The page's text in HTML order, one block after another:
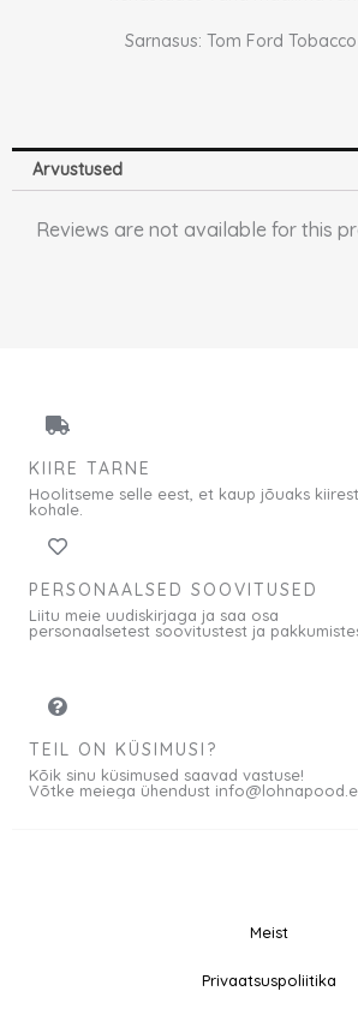
Sarnasus: Tom Ford
Arvustused
Reviews are not available for this
KIIRE TARNE
Hoolitseme selle eest, et kaup jõuaks
kohale.
PERSONAALSED SOOVITUSED
Liitu meie uudiskirjaga ja saa osa
personaalsetest soovitustest ja
TEIL ON KÜSIMUSI?
Kõik sinu küsimused saavad vastuse!
Võtke meiega ühendust
Meist
Privaatsuspoliitika